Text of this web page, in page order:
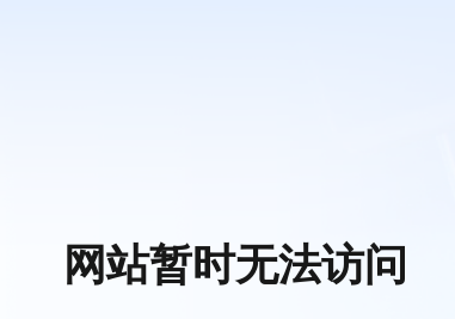
网站暂时无法访问